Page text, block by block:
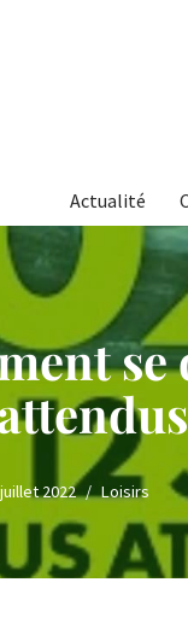
Actualité
2022 Loisirs